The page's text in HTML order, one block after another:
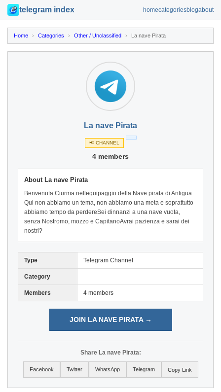
telegram index homecategoriesblogabout
Home › Categories › Other / Unclassified › La nave Pirata
La nave Pirata
📢 CHANNEL
4 members
About La nave Pirata
Benvenuta Ciurma nellequipaggio della Nave pirata di Antigua
Qui non abbiamo un tema, non abbiamo una meta e soprattutto
abbiamo tempo da perdereSei dinnanzi a una nave vuota,
senza Nostromo, mozzo e CapitanoAvrai pazienza e sarai dei
nostri?
Type Telegram Channel
Category
Members 4 members
JOIN LA NAVE PIRATA →
Share La nave Pirata:
Facebook Twitter WhatsApp Telegram Copy Link